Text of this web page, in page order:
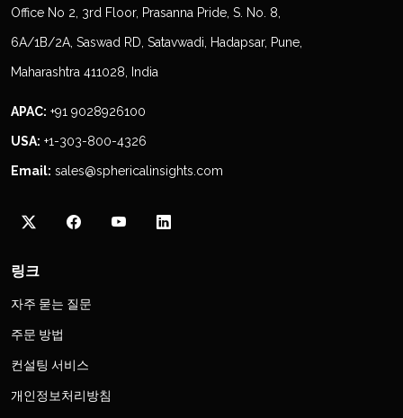
Office No 2, 3rd Floor, Prasanna Pride, S. No. 8,
6A/1B/2A, Saswad RD, Satavwadi, Hadapsar, Pune,
Maharashtra 411028, India
APAC: +91 9028926100
USA: +1-303-800-4326
Email: sales@sphericalinsights.com
링크
자주 묻는 질문
주문 방법
컨설팅 서비스
개인정보처리방침